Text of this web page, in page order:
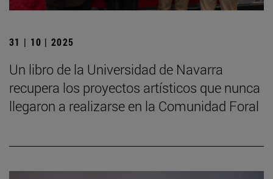
31 | 10 | 2025
Un libro de la Universidad de Navarra
recupera los proyectos artísticos que nunca
llegaron a realizarse en la Comunidad Foral